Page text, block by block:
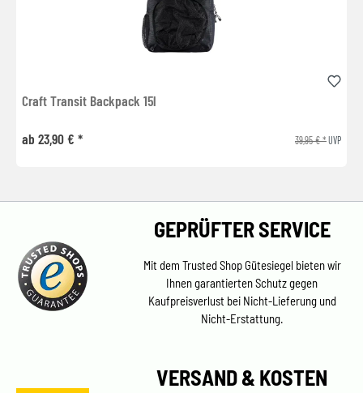
Craft Transit Backpack 15l
ab 23,90 € * 39,95 € *UVP
GEPRÜFTER SERVICE
Mit dem Trusted Shop Gütesiegel bieten wir
Ihnen garantierten Schutz gegen
Kaufpreisverlust bei Nicht-Lieferung und
Nicht-Erstattung.
VERSAND & KOSTEN